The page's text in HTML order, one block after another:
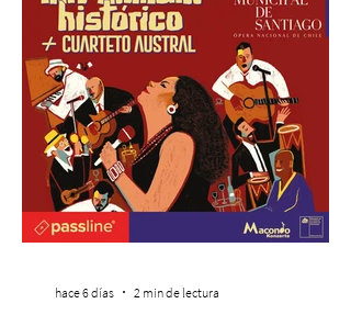
inspirado en el concepto de un museo de
Hollywood, que promete transportar a sus
visitantes a distintos
hace 6 días 2 min de lectura